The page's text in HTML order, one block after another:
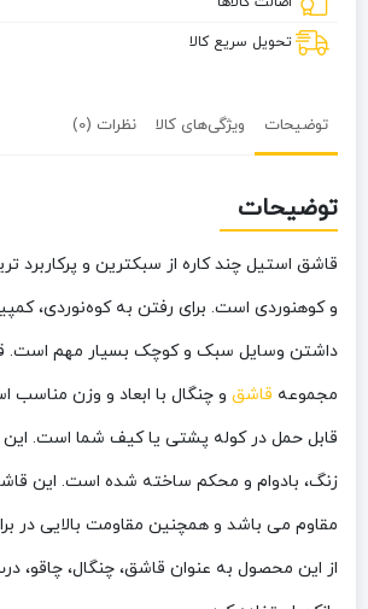
تحویل سریع کالا
توضیحات ویژگی‌های کالا نظرات (0)
توضیحات
قاشق استیل چند کاره از سبکترین و
و کوهنوردی است. برای رفتن به کوه‌نوردی،
داشتن وسایل سبک و کوچک بسیار مهم است.
مجموعه قاشق و چنگال با ابعاد و وزن مناسب
قابل‌ حمل در کوله‌ پشتی یا کیف شما است.
زنگ، بادوام و محکم ساخته ‌شده است. این
مقاوم می باشد و همچنین مقاومت بالایی در
از این محصول به عنوان قاشق، چنگال، چاقو،